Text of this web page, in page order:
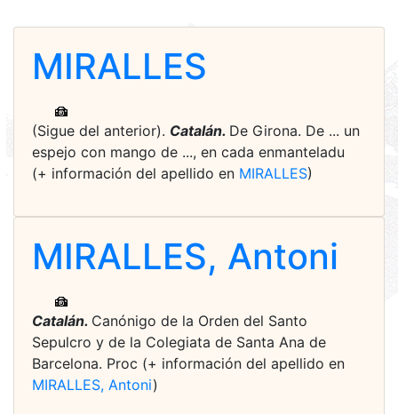
MIRALLES
(Sigue del anterior). Catalán. De Girona. De ... un
espejo con mango de ..., en cada enmanteladu
(+ información del apellido en MIRALLES)
MIRALLES, Antoni
Catalán. Canónigo de la Orden del Santo
Sepulcro y de la Colegiata de Santa Ana de
Barcelona. Proc (+ información del apellido en
MIRALLES, Antoni)